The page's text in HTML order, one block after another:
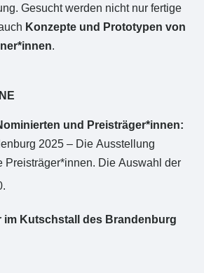
Gesucht werden nicht nur fertige
Konzepte und Prototypen von
.
und Preisträger*innen:
2025 – Die Ausstellung⁠
Preisträger*innen. Die Auswahl der
im Kutschstall des Brandenburg